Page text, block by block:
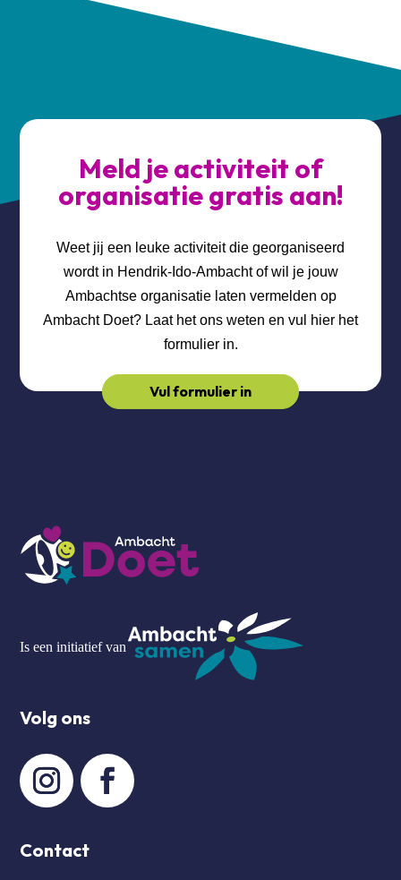
Meld je activiteit of
organisatie gratis aan!
Weet jij een leuke activiteit die georganiseerd
wordt in Hendrik-Ido-Ambacht of wil je jouw
Ambachtse organisatie laten vermelden op
Ambacht Doet? Laat het ons weten en vul hier het
formulier in.
Vul formulier in
Is een initiatief van
Volg ons
Contact